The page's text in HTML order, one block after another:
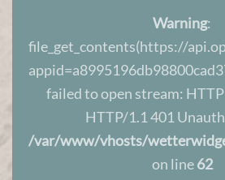
Warning:
file_get_contents(https://
failed to open stream:
HTTP/1.1 401
/var/www/vhosts/
on line62